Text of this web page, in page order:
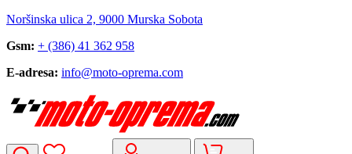
Noršinska ulica 2, 9000 Murska Sobota
Gsm: + (386) 41 362 958
E-adresa: info@moto-oprema.com